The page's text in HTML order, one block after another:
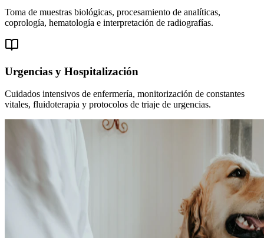
Toma de muestras biológicas, procesamiento de analíticas,
coprología, hematología e interpretación de radiografías.
Urgencias y Hospitalización
Cuidados intensivos de enfermería, monitorización de constantes
vitales, fluidoterapia y protocolos de triaje de urgencias.